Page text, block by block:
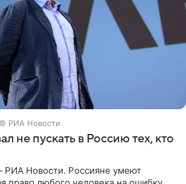
© РИА Новости
не пускать в Россию тех, кто
Новости. Россияне умеют